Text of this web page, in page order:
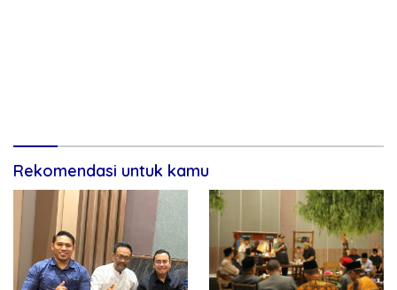
Rekomendasi untuk kamu